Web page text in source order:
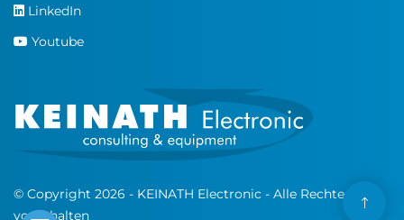
LinkedIn
Youtube
© Copyright 2026 - KEINATH Electronic - Alle Rechte
vorbehalten